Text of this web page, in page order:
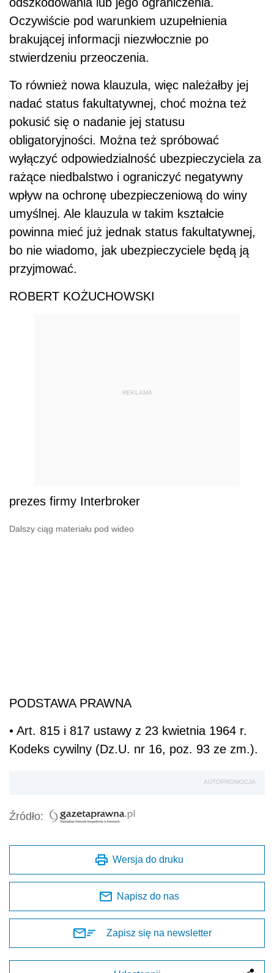
Oczywiście pod warunkiem uzupełnienia
brakującej informacji niezwłocznie po
stwierdzeniu przeoczenia.
To również nowa klauzula, więc należałby jej
nadać status fakultatywnej, choć można też
pokusić się o nadanie jej statusu
obligatoryjności. Można też spróbować
wyłączyć odpowiedzialność ubezpieczyciela za
rażące niedbalstwo i ograniczyć negatywny
wpływ na ochronę ubezpieczeniową do winy
umyślnej. Ale klauzula w takim kształcie
powinna mieć już jednak status fakultatywnej,
bo nie wiadomo, jak ubezpieczyciele będą ją
przyjmować.
ROBERT KOŻUCHOWSKI
REKLAMA
prezes firmy Interbroker
Dalszy ciąg materiału pod wideo
PODSTAWA PRAWNA
• Art. 815 i 817 ustawy z 23 kwietnia 1964 r.
Kodeks cywilny (Dz.U. nr 16, poz. 93 ze zm.).
AUTOPROMOCJA
Źródło:
Wersja do druku
Napisz do nas
Zapisz się na newsletter